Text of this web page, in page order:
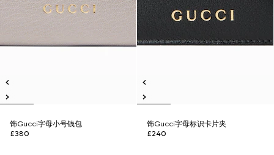
饰Gucci字母小号钱包
£380
饰Gucci字母标识卡片夹
£240